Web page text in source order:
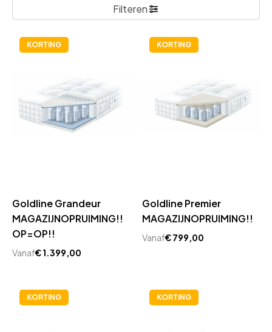
Filteren
KORTING
Goldline Grandeur
MAGAZIJNOPRUIMING!!
OP=OP!!
Vanaf€1.399,00
KORTING
Goldline Premier
MAGAZIJNOPRUIMING!!
Vanaf€799,00
KORTING KORTING